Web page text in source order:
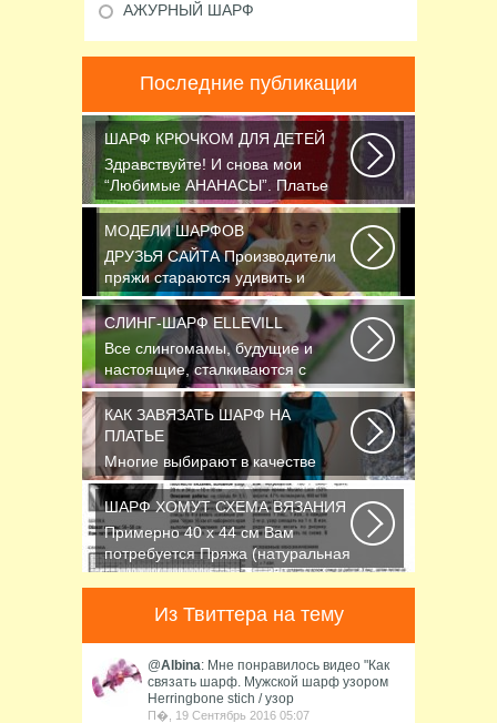
АЖУРНЫЙ ШАРФ
Последние публикации
ШАРФ КРЮЧКОМ ДЛЯ ДЕТЕЙ
Здравствуйте! И снова мои
“Любимые АНАНАСЫ”. Платье
связано крючком 1.75...
МОДЕЛИ ШАРФОВ
ДРУЗЬЯ САЙТА Производители
пряжи стараются удивить и
облегчить труд вязальщицам...
СЛИНГ-ШАРФ ELLEVILL
Все слингомамы, будущие и
настоящие, сталкиваются с
проблемой выбора слинга...
КАК ЗАВЯЗАТЬ ШАРФ НА
ПЛАТЬЕ
Многие выбирают в качестве
аксессуара красивый платок или
шарфик, однако...
ШАРФ ХОМУТ СХЕМА ВЯЗАНИЯ
Примерно 40 х 44 см Вам
потребуется Пряжа (натуральная
шерсть, альпака...
Из Твиттера на тему
@Albina: Мне понравилось видео "Как
связать шарф. Мужской шарф узором
Herringbone stich / узор
П�, 19 Сентябрь 2016 05:07